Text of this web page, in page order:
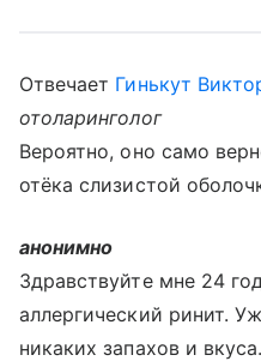
Отвечает Гинькут
отоларинголог
Вероятно, оно само
отёка слизистой
анонимно
Здравствуйте мне 24
аллергический ринит.
никаких запахов и